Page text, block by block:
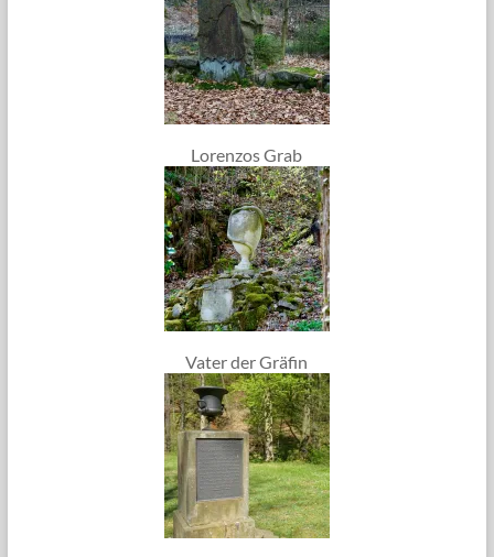
Lorenzos Grab
Vater der Gräfin